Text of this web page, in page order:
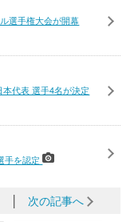
選手権大会が開幕
代表 選手4名が決定
手を認定
次の記事へ